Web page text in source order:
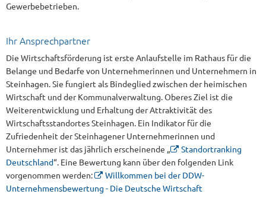
Gewerbebetrieben.
Ihr Ansprechpartner
Die Wirtschaftsförderung ist erste Anlaufstelle im Rathaus für die
Belange und Bedarfe von Unternehmerinnen und Unternehmern in
Steinhagen. Sie fungiert als Bindeglied zwischen der heimischen
Wirtschaft und der Kommunalverwaltung. Oberes Ziel ist die
Weiterentwicklung und Erhaltung der Attraktivität des
Wirtschaftsstandortes Steinhagen. Ein Indikator für die
Zufriedenheit der Steinhagener Unternehmerinnen und
Unternehmer ist das jährlich erscheinende „
Standortranking
Deutschland“. Eine Bewertung kann über den folgenden Link
vorgenommen werden:
Willkommen bei der DDW-
Unternehmensbewertung - Die Deutsche Wirtschaft